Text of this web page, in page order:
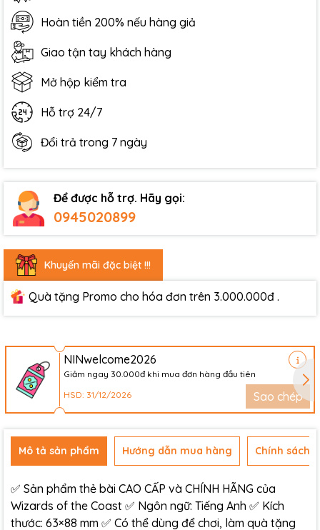
Hoàn tiền 200% nếu hàng giả
Giao tận tay khách hàng
Mở hộp kiểm tra
Hỗ trợ 24/7
Đổi trả trong 7 ngày
Để được hỗ trợ. Hãy gọi:
0945020899
Khuyến mãi đặc biệt !!!
Quà tặng Promo cho hóa đơn trên 3.000.000đ .
NINwelcome2026
Giảm ngay 30.000đ khi mua đơn hàng đầu tiên
HSD: 31/12/2026
Sao chép
Mô tả sản phẩm Hướng dẫn mua hàng Chính sách
✅ Sản phẩm thẻ bài CAO CẤP và CHÍNH HÃNG của
Wizards of the Coast ✅ Ngôn ngữ: Tiếng Anh ✅ Kích
thước: 63×88 mm ✅ Có thể dùng để chơi, làm quà tặng